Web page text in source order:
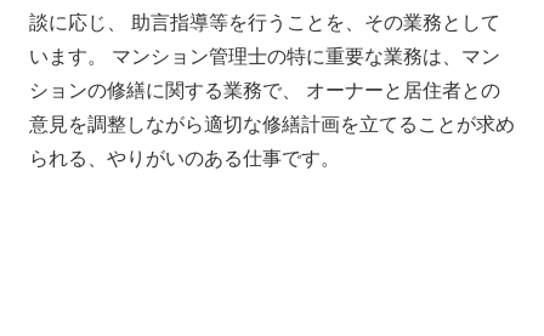
談に応じ、 助言指導等を行うことを、その業務として
います。 マンション管理士の特に重要な業務は、マン
ションの修繕に関する業務で、 オーナーと居住者との
意見を調整しながら適切な修繕計画を立てることが求め
られる、やりがいのある仕事です。